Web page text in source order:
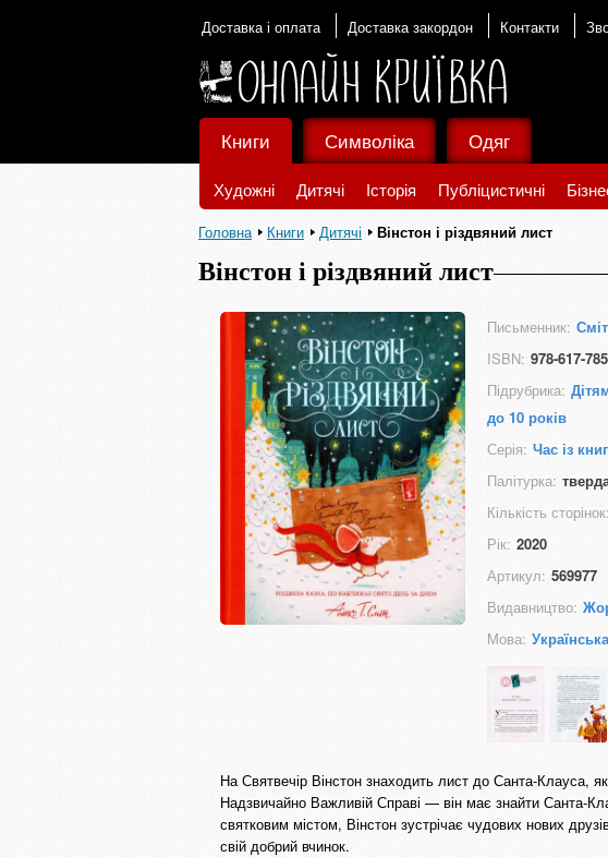
Доставка і оплата Доставка закордон Контакти
Книги
Художні Дитячі Історія Публіцистичні
Символіка Одяг
Головна Книги Дитячі Вінстон і різдвяний лист
Вінстон і різдвяний лист
Письменник:
ISBN: 978-617-
Підрубрика:
до 10 років
Серія: Час із
Палітурка:
Кількість сторінок:
Рік: 2020
Артикул: 569977
Видавництво:
Мова: Українська
На Святвечір Вінстон знаходить лист до Санта-Клауса,
Надзвичайно Важливій Справі — він має знайти Санта-
святковим містом, Вінстон зустрічає чудових нових
свій добрий вчинок.